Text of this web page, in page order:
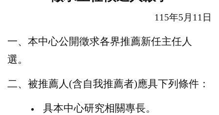
115年5月 11 日
一、本中心公開徵求各界推薦新任主任人
選。
二、被推薦人(含自我推薦者)應具下列條件：
具本中心研究相關專長。